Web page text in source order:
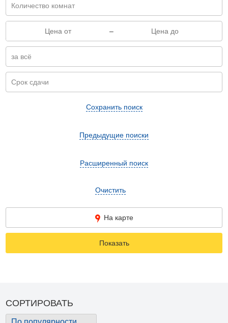
–
Сохранить поиск
Предыдущие поиски
Расширенный поиск
Очистить
На карте
Показать
СОРТИРОВАТЬ